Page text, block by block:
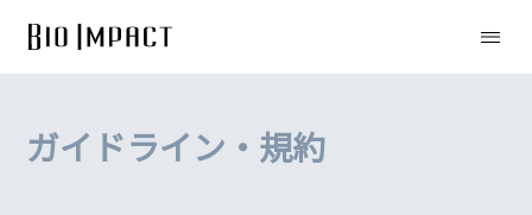
ガイドライン・規約